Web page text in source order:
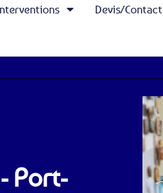
Devis/Contact
Port-